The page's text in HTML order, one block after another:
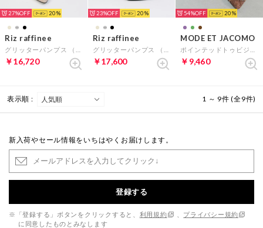
27% 20
Riz raffinee
￥16,720
23% 20
Riz raffinee
￥17,600
54% 20
MODE ET JACOMO
￥9,460
表示順 : 1 ～ 9件 (全9件)
新入荷やセール情報をいちはやくお届けします。
登録する
※「登録する」ボタンをクリックすると、 利用規約
プライバシー規約
に同意したものとみなします